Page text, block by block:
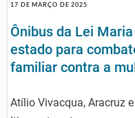
17 DE MARÇO DE 2025
Ônibus da Lei
estado para
familiar contra a
Atílio Vivacqua, Aracruz